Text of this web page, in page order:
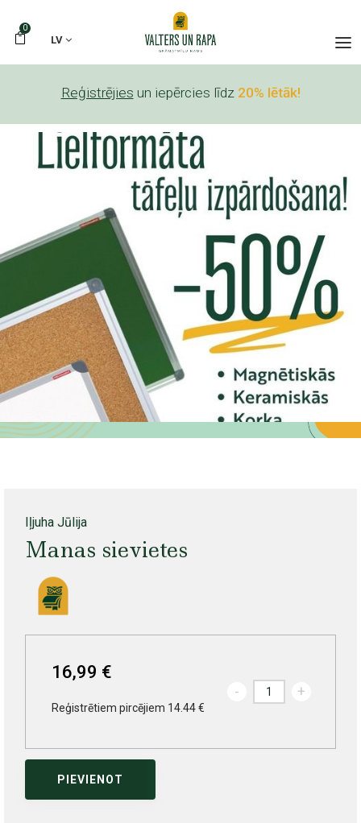
0
LV
Reģistrējies un iepērcies līdz 20% lētāk!
Iļjuha Jūlija
Manas sievietes
16,99 €
Reģistrētiem pircējiem 14.44 €
- +
PIEVIENOT